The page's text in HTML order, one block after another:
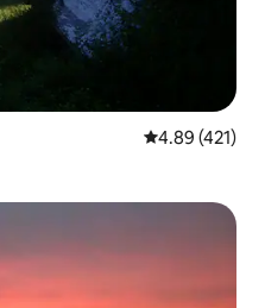
從 421 則評價
4.89 (421)